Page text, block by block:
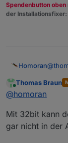
Spendenbutton oben
der Installationsfixer:
Homoran@
aber
Online
Thomas Braun
@homoran
Mit 32bit kann
gar nicht in der